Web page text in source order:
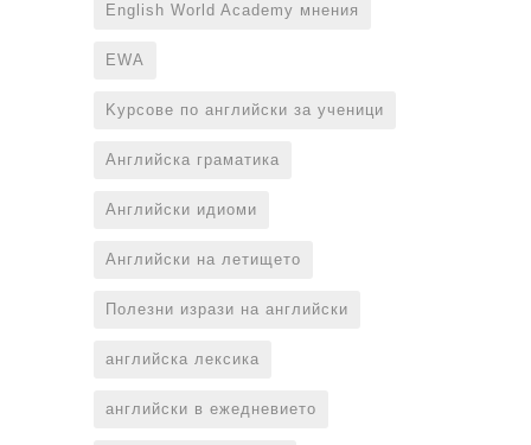
English World Academy мнения
EWA
Kурсове по английски за ученици
Английска граматика
Английски идиоми
Английски на летището
Полезни изрази на английски
английска лексика
английски в ежедневието